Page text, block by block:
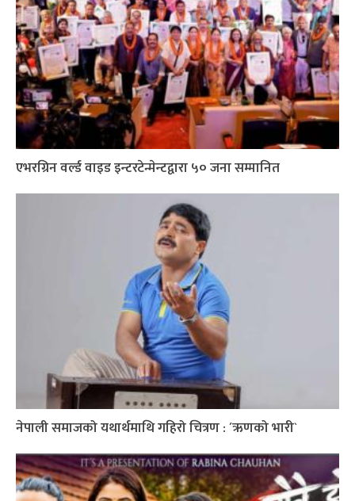
एभरग्रिन वर्ल्ड वाइड इन्टरटेन्मेन्टद्वारा ५० जना सम्मानित
नेपाली समाजको यथार्थमाथि गहिरो चित्रण : ´ऋणको भारी`